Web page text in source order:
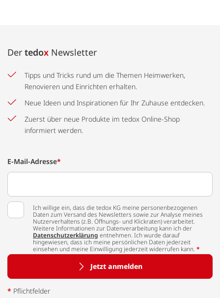
Der tedox Newsletter
Tipps und Tricks rund um die Themen Heimwerken,
Renovieren und Einrichten erhalten.
Neue Ideen und Inspirationen für Ihr Zuhause entdecken.
Zuerst über neue Produkte im tedox Online-Shop
informiert werden.
E-Mail-Adresse*
Ich willige ein, dass die tedox KG meine personenbezogenen
Daten zum Versand des Newsletters sowie zur Analyse meines
Nutzerverhaltens (z.B. Öffnungs- und Klickraten) verarbeitet.
Weitere Informationen zur Datenverarbeitung kann ich der
Datenschutzerklärung entnehmen. Ich wurde darauf
hingewiesen, dass ich meine persönlichen Daten jederzeit
einsehen und meine Einwilligung jederzeit widerrufen kann. *
Jetzt anmelden
* Pflichtfelder